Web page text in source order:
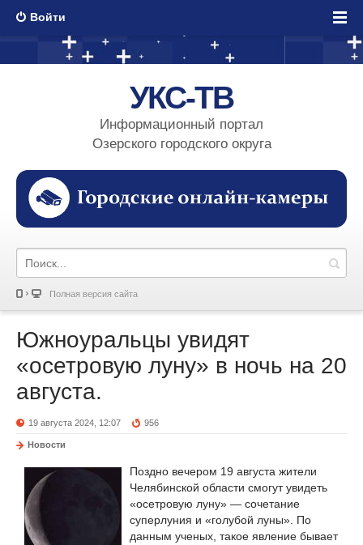
Войти
УКС-ТВ
Информационный портал
Озерского городского округа
Полная версия сайта
Южноуральцы увидят
«осетровую луну» в ночь на 20
августа.
19 августа 2024, 12:07 956
Новости
Поздно вечером 19 августа жители
Челябинской области смогут увидеть
«осетровую луну» — сочетание
суперлуния и «голубой луны». По
данным ученых, такое явление бывает